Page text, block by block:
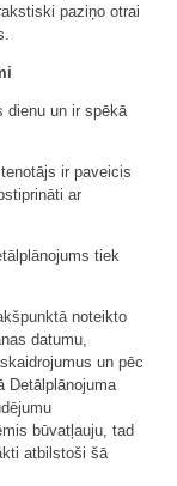
paziņo otrai
dienu un ir spēkā
ir paveicis
ar
tiek
noteikto
datumu,
un pēc
Detālplānojuma
būvatļauju, tad
atbilstoši šā